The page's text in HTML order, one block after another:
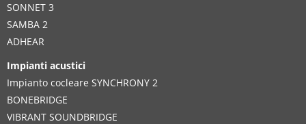
SONNET 3
SAMBA 2
ADHEAR
Impianti acustici
Impianto cocleare SYNCHRONY 2
BONEBRIDGE
VIBRANT SOUNDBRIDGE